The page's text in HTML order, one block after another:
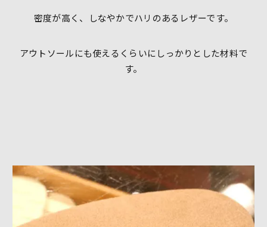
密度が高く、しなやかでハリのあるレザーです。
アウトソールにも使えるくらいにしっかりとした材料で
す。